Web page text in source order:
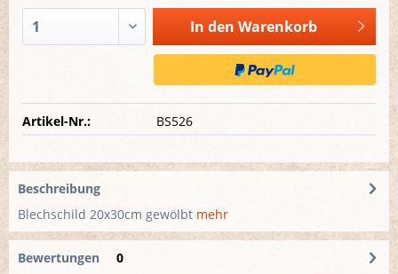
In den Warenkorb
Artikel-Nr.: BS526
Beschreibung
Blechschild 20x30cm gewölbt mehr
Bewertungen
0